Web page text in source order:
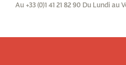
Au +33 (0)1 41 21 82 90 Du Lundi au